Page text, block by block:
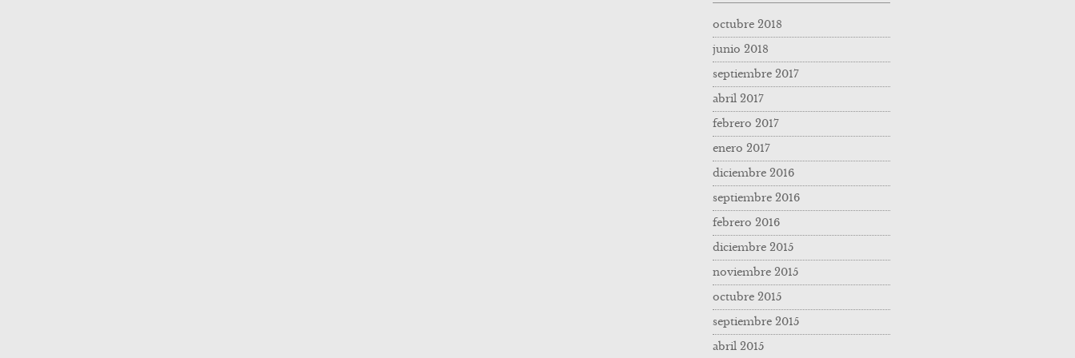
octubre 2018
junio 2018
septiembre 2017
abril 2017
febrero 2017
enero 2017
diciembre 2016
septiembre 2016
febrero 2016
diciembre 2015
noviembre 2015
octubre 2015
septiembre 2015
abril 2015